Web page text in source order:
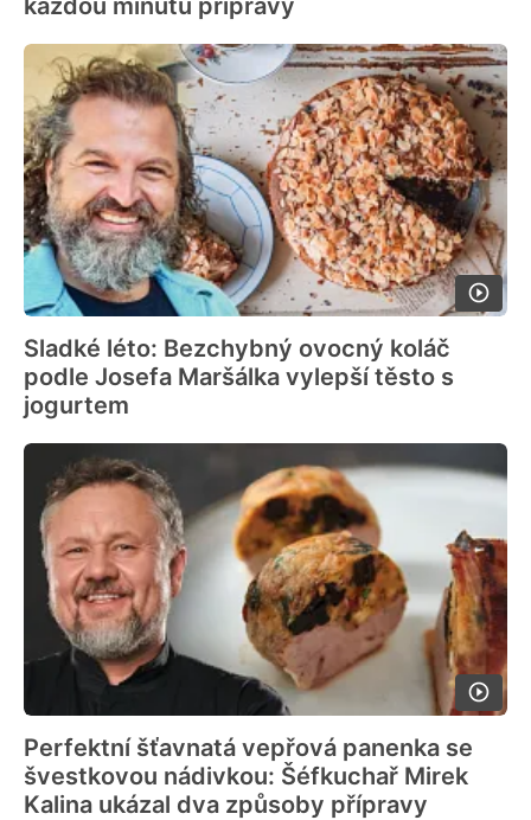
každou minutu přípravy
Sladké léto: Bezchybný ovocný koláč
podle Josefa Maršálka vylepší těsto s
jogurtem
Perfektní šťavnatá vepřová panenka se
švestkovou nádivkou: Šéfkuchař Mirek
Kalina ukázal dva způsoby přípravy